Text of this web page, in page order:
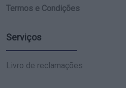
Termos e Condições
Serviços
Livro de reclamações